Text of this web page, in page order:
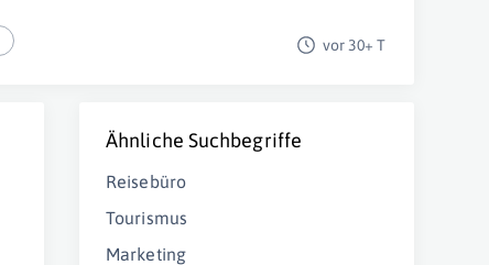
vor 30+ T
Ähnliche Suchbegriffe
Reisebüro
Tourismus
Marketing